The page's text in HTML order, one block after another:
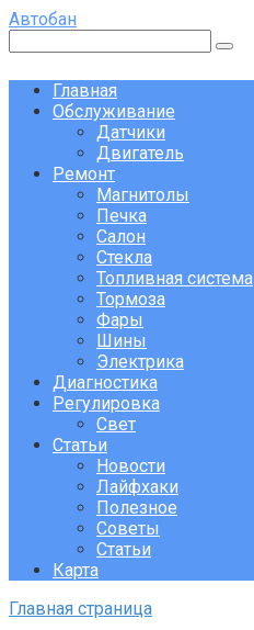
Перейти
контенту
Автобан
Главная
Обслуживание
Датчики
Двигатель
Ремонт
Магнитолы
Печка
Салон
Стекла
Топливная система
Тормоза
Фары
Шины
Электрика
Диагностика
Регулировка
Свет
Статьи
Новости
Лайфхаки
Полезное
Советы
Статьи
Карта
Главная страница